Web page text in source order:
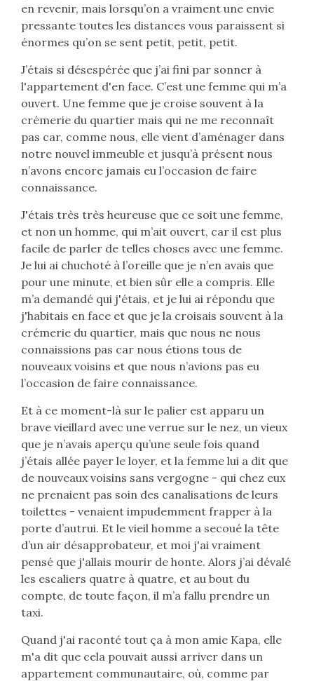
en revenir, mais lorsqu’on a vraiment une envie
pressante toutes les distances vous paraissent si
énormes qu’on se sent petit, petit, petit.
J’étais si désespérée que j’ai fini par sonner à
l'appartement d'en face. C’est une femme qui m’a
ouvert. Une femme que je croise souvent à la
crémerie du quartier mais qui ne me reconnaît
pas car, comme nous, elle vient d’aménager dans
notre nouvel immeuble et jusqu’à présent nous
n’avons encore jamais eu l’occasion de faire
connaissance.
J'étais très très heureuse que ce soit une femme,
et non un homme, qui m’ait ouvert, car il est plus
facile de parler de telles choses avec une femme.
Je lui ai chuchoté à l’oreille que je n’en avais que
pour une minute, et bien sûr elle a compris. Elle
m’a demandé qui j'étais, et je lui ai répondu que
j'habitais en face et que je la croisais souvent à la
crémerie du quartier, mais que nous ne nous
connaissions pas car nous étions tous de
nouveaux voisins et que nous n’avions pas eu
l’occasion de faire connaissance.
Et à ce moment-là sur le palier est apparu un
brave vieillard avec une verrue sur le nez, un vieux
que je n’avais aperçu qu’une seule fois quand
j’étais allée payer le loyer, et la femme lui a dit que
de nouveaux voisins sans vergogne - qui chez eux
ne prenaient pas soin des canalisations de leurs
toilettes - venaient impudemment frapper à la
porte d’autrui. Et le vieil homme a secoué la tête
d’un air désapprobateur, et moi j'ai vraiment
pensé que j'allais mourir de honte. Alors j’ai dévalé
les escaliers quatre à quatre, et au bout du
compte, de toute façon, il m’a fallu prendre un
taxi.
Quand j'ai raconté tout ça à mon amie Kapa, elle
m'a dit que cela pouvait aussi arriver dans un
appartement communautaire, où, comme par